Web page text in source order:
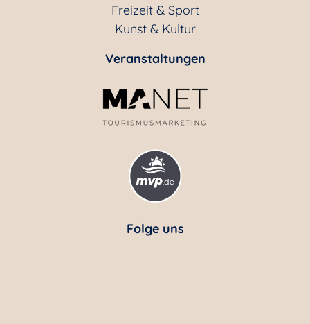
Freizeit & Sport
Kunst & Kultur
Veranstaltungen
Folge uns